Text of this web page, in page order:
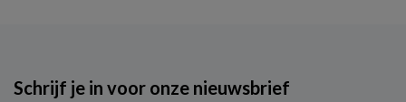
Schrijf je in voor onze nieuwsbrief